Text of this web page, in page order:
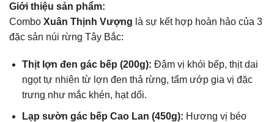
Giới thiệu sản phẩm:
Combo Xuân Thịnh Vượng là sự kết hợp hoàn hảo của 3
đặc sản núi rừng Tây Bắc:
Thịt lợn đen gác bếp (200g): Đậm vị khói bếp, thịt dai
ngọt tự nhiên từ lợn đen thả rừng, tẩm ướp gia vị đặc
trưng như mắc khén, hạt dổi.
Lạp sườn gác bếp Cao Lan (450g): Hương vị béo